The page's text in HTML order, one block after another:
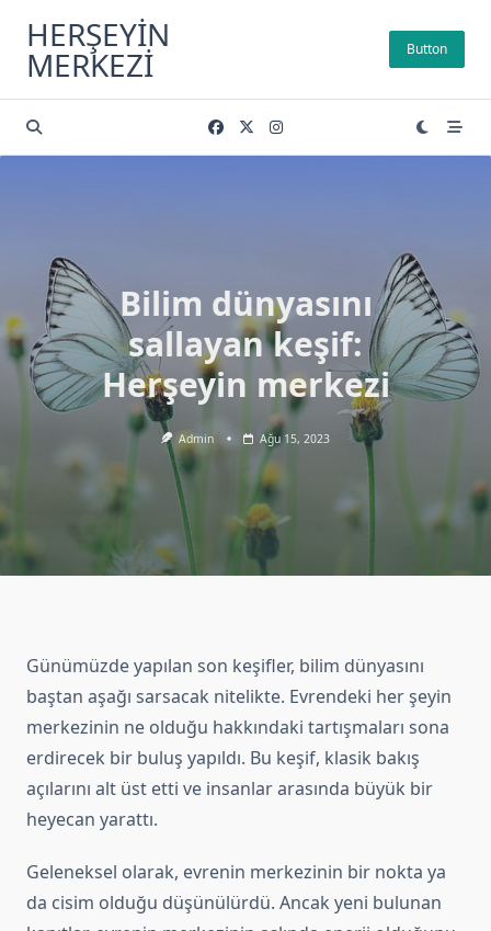
content
HERŞEYIN
MERKEZI Button
Bilim dünyasını
sallayan keşif:
Herşeyin merkezi
Admin Ağu 15, 2023
Günümüzde yapılan son keşifler, bilim dünyasını
baştan aşağı sarsacak nitelikte. Evrendeki her şeyin
merkezinin ne olduğu hakkındaki tartışmaları sona
erdirecek bir buluş yapıldı. Bu keşif, klasik bakış
açılarını alt üst etti ve insanlar arasında büyük bir
heyecan yarattı.
Geleneksel olarak, evrenin merkezinin bir nokta ya
da cisim olduğu düşünülürdü. Ancak yeni bulunan